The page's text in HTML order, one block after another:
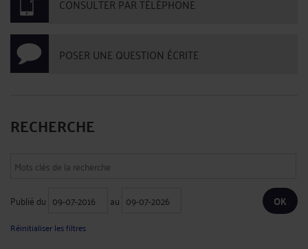
CONSULTER PAR TÉLÉPHONE
POSER UNE QUESTION ÉCRITE
RECHERCHE
Publié du au
Réinitialiser les filtres